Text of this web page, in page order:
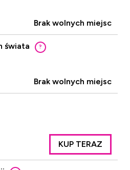
Brak wolnych miejsc
świata ?
Brak wolnych miejsc
KUP TERAZ